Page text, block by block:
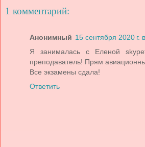
1 комментарий:
Анонимный 15 сентября 2020 г.
Я занималась с Еленой
преподаватель! Прям
Все экзамены сдала!
Ответить